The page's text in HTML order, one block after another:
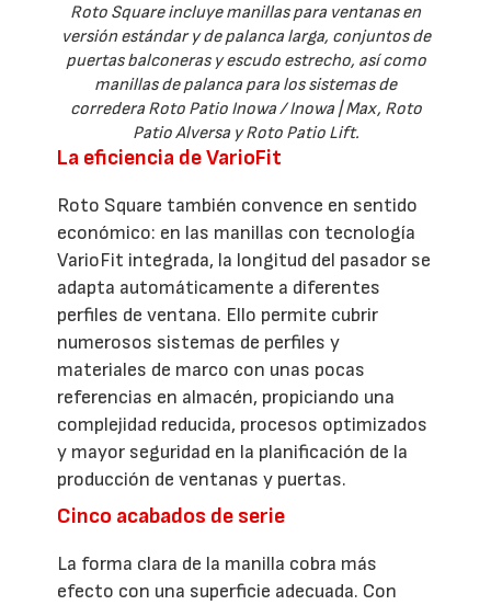
Roto Square incluye manillas para ventanas en
versión estándar y de palanca larga, conjuntos de
puertas balconeras y escudo estrecho, así como
manillas de palanca para los sistemas de
corredera Roto Patio Inowa / Inowa | Max, Roto
Patio Alversa y Roto Patio Lift.
La eficiencia de VarioFit
Roto Square también convence en sentido
económico: en las manillas con tecnología
VarioFit integrada, la longitud del pasador se
adapta automáticamente a diferentes
perfiles de ventana. Ello permite cubrir
numerosos sistemas de perfiles y
materiales de marco con unas pocas
referencias en almacén, propiciando una
complejidad reducida, procesos optimizados
y mayor seguridad en la planificación de la
producción de ventanas y puertas.
Cinco acabados de serie
La forma clara de la manilla cobra más
efecto con una superficie adecuada. Con